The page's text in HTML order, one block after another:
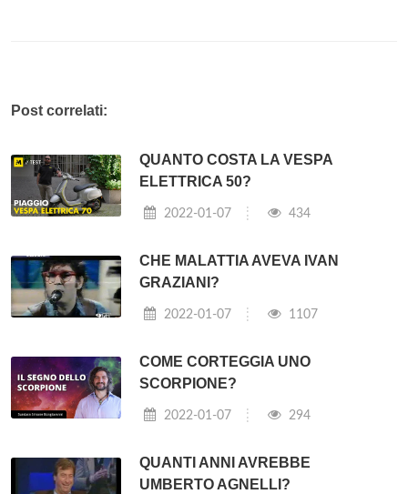
Post correlati:
QUANTO COSTA LA VESPA
ELETTRICA 50?
2022-01-07 434
CHE MALATTIA AVEVA IVAN
GRAZIANI?
2022-01-07 1107
COME CORTEGGIA UNO
SCORPIONE?
2022-01-07 294
QUANTI ANNI AVREBBE
UMBERTO AGNELLI?